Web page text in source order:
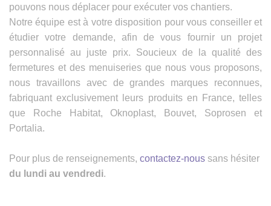
pouvons nous déplacer pour exécuter vos chantiers.
Notre équipe est à votre disposition pour vous conseiller et
étudier votre demande, afin de vous fournir un projet
personnalisé au juste prix. Soucieux de la qualité des
fermetures et des menuiseries que nous vous proposons,
nous travaillons avec de grandes marques reconnues,
fabriquant exclusivement leurs produits en France, telles
que Roche Habitat, Oknoplast, Bouvet, Soprosen et
Portalia.
Pour plus de renseignements, contactez-nous sans hésiter
du lundi au vendredi.